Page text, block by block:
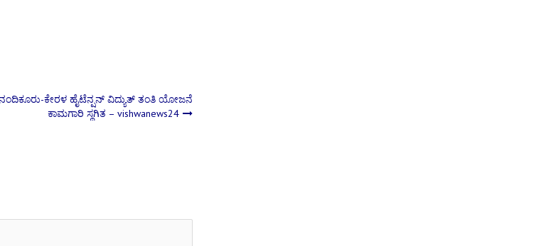
ನಂದಿಕೂರು-ಕೇರಳ ಹೈಟೆನ್ಷನ್ ವಿದ್ಯುತ್ ತಂತಿ ಯೋಜನೆ
ಕಾಮಗಾರಿ ಸ್ಥಗಿತ – vishwanews24